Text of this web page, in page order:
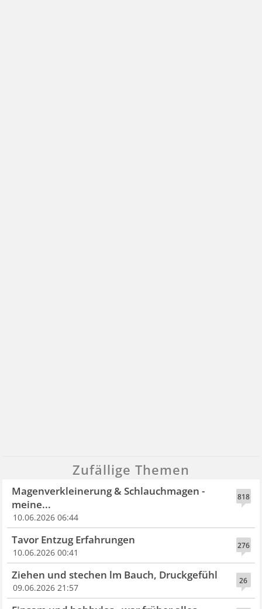
Zufällige Themen
818
Magenverkleinerung & Schlauchmagen -
meine...
10.06.2026 06:44
276
Tavor Entzug Erfahrungen
10.06.2026 00:41
26
Ziehen und stechen lm Bauch, Druckgefühl
09.06.2026 21:57